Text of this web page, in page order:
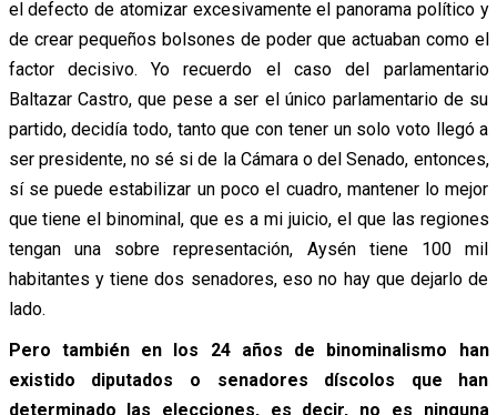
el defecto de atomizar excesivamente el panorama político y
de crear pequeños bolsones de poder que actuaban como el
factor decisivo. Yo recuerdo el caso del parlamentario
Baltazar Castro, que pese a ser el único parlamentario de su
partido, decidía todo, tanto que con tener un solo voto llegó a
ser presidente, no sé si de la Cámara o del Senado, entonces,
sí se puede estabilizar un poco el cuadro, mantener lo mejor
que tiene el binominal, que es a mi juicio, el que las regiones
tengan una sobre representación, Aysén tiene 100 mil
habitantes y tiene dos senadores, eso no hay que dejarlo de
lado.
Pero también en los 24 años de binominalismo han
existido diputados o senadores díscolos que han
determinado las elecciones, es decir, no es ninguna